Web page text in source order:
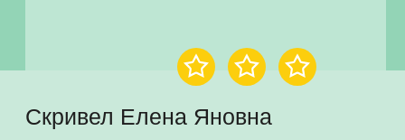
Записаться на консультацию